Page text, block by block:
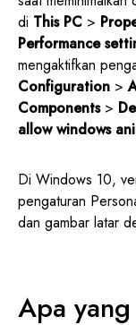
di This PC >
Performance
mengaktifkan
Configuration >
Components>
allow windows
Di Windows 10,
pengaturan
dan gambar latar
Apa